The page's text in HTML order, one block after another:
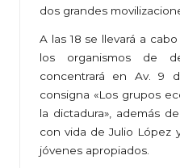
dos grandes
A las 18 se llevará a
los organismos de
concentrará en Av. 9
consigna «Los grupos
la dictadura», además
con vida de Julio López
jóvenes apropiados.